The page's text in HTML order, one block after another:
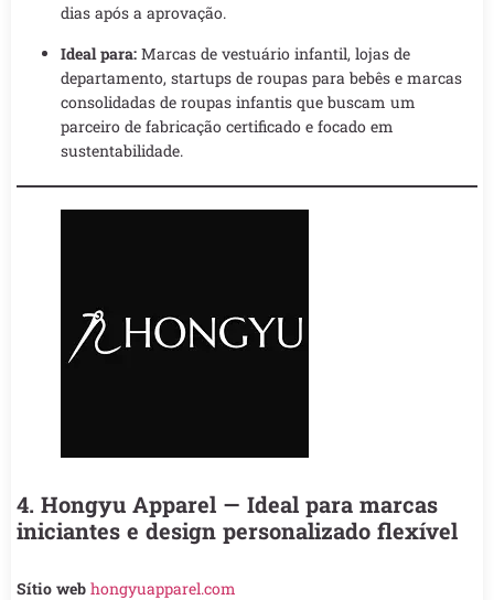
dias após a aprovação.
Ideal para: Marcas de vestuário infantil, lojas de
departamento, startups de roupas para bebês e marcas
consolidadas de roupas infantis que buscam um
parceiro de fabricação certificado e focado em
sustentabilidade.
4. Hongyu Apparel — Ideal para marcas
iniciantes e design personalizado flexível
Sítio web hongyuapparel.com